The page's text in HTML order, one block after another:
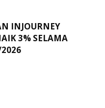
INJOURNEY
3% SELAMA
2026